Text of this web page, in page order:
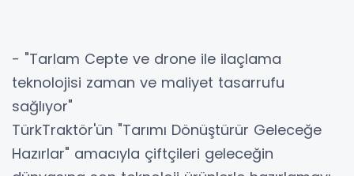
- "Tarlam Cepte ve drone ile ilaçlama
teknolojisi zaman ve maliyet tasarrufu
sağlıyor"
TürkTraktör'ün "Tarımı Dönüştürür Geleceğe
Hazırlar" amacıyla çiftçileri geleceğin